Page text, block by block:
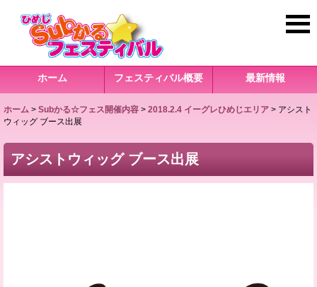
ホーム フェスティバル概要 最新情報
ホーム > Subかる☆フェス開催内容 > 2018.2.4 イーグレひめじエリア > アシスト
ウィッグ ブース出展
アシストウィッグ ブース出展